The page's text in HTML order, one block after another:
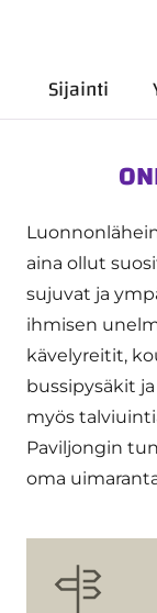
Sijainti
aina ollut
sujuvat ja
ihmisen
kävelyreitit,
bussipysäkit
myös
Paviljongin
oma